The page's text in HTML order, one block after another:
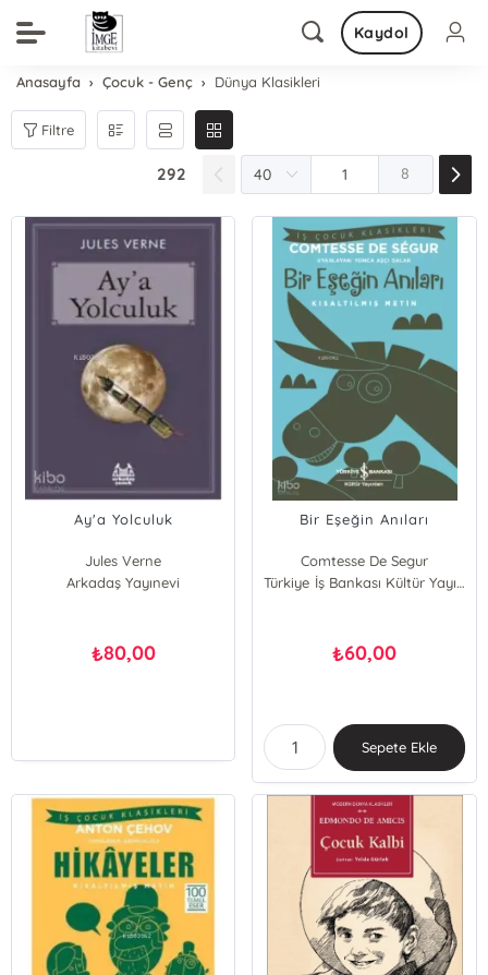
Kaydol
Anasayfa Çocuk - Genç Dünya Klasikleri
Filtre
292 8
Ay'a Yolculuk
Jules Verne
Arkadaş Yayınevi
₺80,00
Bir Eşeğin Anıları
Comtesse De Segur
Türkiye İş Bankası Kültür Yayınları
₺60,00
Sepete Ekle